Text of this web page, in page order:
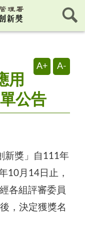
A+ A-
用
公告
新獎」自111年
10月14日止，
各組評審委員
，決定獲獎名